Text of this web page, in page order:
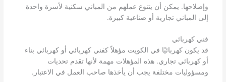
وإصلاحها. يمكن أن يتنوع عملهم من المباني سكنية لأسرة واحدة
إلى المباني تجارية أو صناعية كبيرة.
فني كهربائي
قد يكون كهربائيًا في الكويت مؤهلاً كفني كهربائي أو كهربائي بناء
أو كهربائي تجاري. هذه المؤهلات مهمة لأنها تقدم تحديات
ومسؤوليات مختلفة يجب أن يأخذها صاحب العمل في الاعتبار.